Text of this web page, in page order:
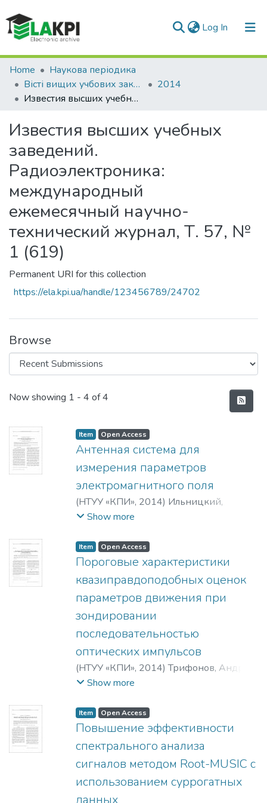
Log In (current)
Communities & Collections
All of DSpace
Home
Наукова періодика
Вісті вищих учбових закладів. Радіоелектроніка
2014
Известия высших учебных заведений. Радиоэлектроника: международный ежемесячный научно-технический журнал, Т. 57, № 1 (619)
Известия высших учебных
заведений.
Радиоэлектроника:
международный
ежемесячный научно-
технический журнал, Т. 57, №
1 (619)
Permanent URI for this collection
https://ela.kpi.ua/handle/123456789/24702
Browse
Recent Submissions
Now showing 1 - 4 of 4
Item Open Access
Антенная система для
измерения параметров
электромагнитного поля
(НТУУ «КПИ», 2014) Ильницкий,
Людвиг Яковлевич
Show more
Item Open Access
Пороговые характеристики
квазиправдоподобных оценок
параметров движения при
зондировании
последовательностью
оптических импульсов
(НТУУ «КПИ», 2014)Трифонов, Андрей
Павлович;Курбатов, Александр
Show more
Item Open Access
Повышение эффективности
спектрального анализа
сигналов методом Root-MUSIC с
использованием суррогатных